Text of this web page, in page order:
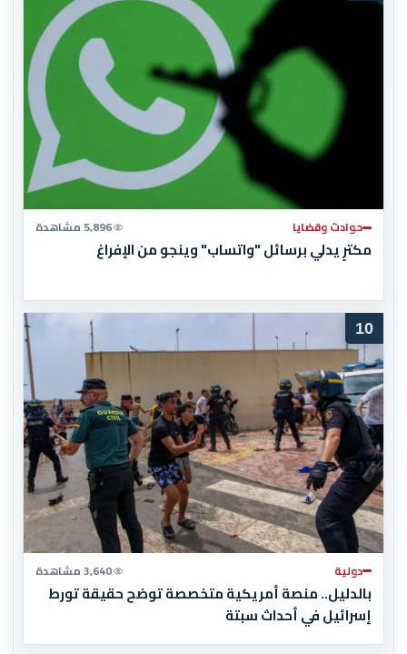
حوادث وقضايا 5,896 مشاهدة
مكترٍ يدلي برسائل "واتساب" وينجو من الإفراغ
10
دولية 3,640 مشاهدة
بالدليل.. منصة أمريكية متخصصة توضح حقيقة تورط
إسرائيل في أحداث سبتة